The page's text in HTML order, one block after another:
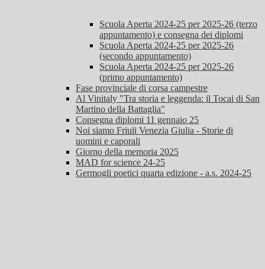
Scuola Aperta 2024-25 per 2025-26 (terzo
appuntamento) e consegna dei diplomi
Scuola Aperta 2024-25 per 2025-26
(secondo appuntamento)
Scuola Aperta 2024-25 per 2025-26
(primo appuntamento)
Fase provinciale di corsa campestre
Al Vinitaly "Tra storia e leggenda: il Tocai di San
Martino della Battaglia"
Consegna diplomi 11 gennaio 25
Noi siamo Friuli Venezia Giulia - Storie di
uomini e caporali
Giorno della memoria 2025
MAD for science 24-25
Germogli poetici quarta edizione - a.s. 2024-25